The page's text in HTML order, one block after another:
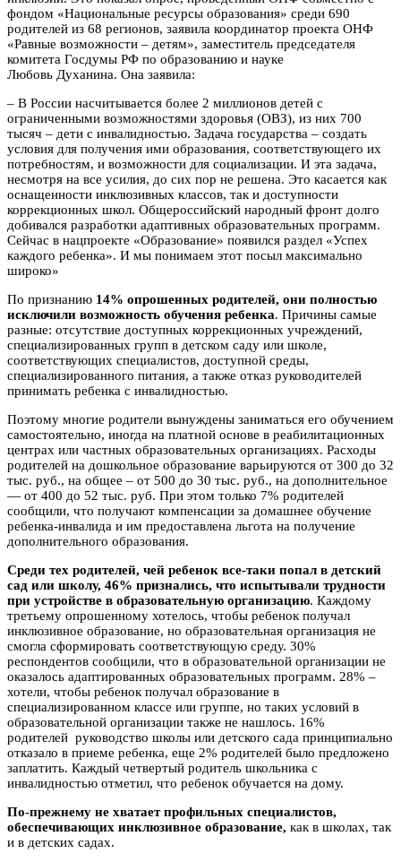
фондом «Национальные ресурсы образования» среди 690
родителей из 68 регионов, заявила координатор проекта ОНФ
«Равные возможности – детям», заместитель председателя
комитета Госдумы РФ по образованию и науке
Любовь Духанина. Она заявила:
– В России насчитывается более 2 миллионов детей с
ограниченными возможностями здоровья (ОВЗ), из них 700
тысяч – дети с инвалидностью. Задача государства – создать
условия для получения ими образования, соответствующего их
потребностям, и возможности для социализации. И эта задача,
несмотря на все усилия, до сих пор не решена. Это касается как
оснащенности инклюзивных классов, так и доступности
коррекционных школ. Общероссийский народный фронт долго
добивался разработки адаптивных образовательных программ.
Сейчас в нацпроекте «Образование» появился раздел «Успех
каждого ребенка». И мы понимаем этот посыл максимально
широко»
По признанию 14% опрошенных родителей, они полностью
исключили возможность обучения ребенка. Причины самые
разные: отсутствие доступных коррекционных учреждений,
специализированных групп в детском саду или школе,
соответствующих специалистов, доступной среды,
специализированного питания, а также отказ руководителей
принимать ребенка с инвалидностью.
Поэтому многие родители вынуждены заниматься его обучением
самостоятельно, иногда на платной основе в реабилитационных
центрах или частных образовательных организациях. Расходы
родителей на дошкольное образование варьируются от 300 до 32
тыс. руб., на общее – от 500 до 30 тыс. руб., на дополнительное
— от 400 до 52 тыс. руб. При этом только 7% родителей
сообщили, что получают компенсации за домашнее обучение
ребенка-инвалида и им предоставлена льгота на получение
дополнительного образования.
Среди тех родителей, чей ребенок все-таки попал в детский
сад или школу, 46% признались, что испытывали трудности
при устройстве в образовательную организацию. Каждому
третьему опрошенному хотелось, чтобы ребенок получал
инклюзивное образование, но образовательная организация не
смогла сформировать соответствующую среду. 30%
респондентов сообщили, что в образовательной организации не
оказалось адаптированных образовательных программ. 28% –
хотели, чтобы ребенок получал образование в
специализированном классе или группе, но таких условий в
образовательной организации также не нашлось. 16%
родителей руководство школы или детского сада принципиально
отказало в приеме ребенка, еще 2% родителей было предложено
заплатить. Каждый четвертый родитель школьника с
инвалидностью отметил, что ребенок обучается на дому.
По-прежнему не хватает профильных специалистов,
обеспечивающих инклюзивное образование, как в школах, так
и в детских садах.